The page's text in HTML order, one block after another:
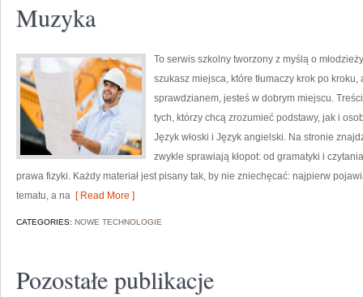
Muzyka
To serwis szkolny tworzony z myślą o
szukasz miejsca, które tłumaczy krok po
sprawdzianem, jesteś w dobrym miejscu.
tych, którzy chcą zrozumieć podstawy, jak i
Język włoski i Język angielski. Na stronie
zwykle sprawiają kłopot: od gramatyki i
prawa fizyki. Każdy materiał jest pisany tak, by nie zniechęcać: najpierw
tematu, a na [ Read More ]
CATEGORIES: NOWE TECHNOLOGIE
Pozostałe publikacje